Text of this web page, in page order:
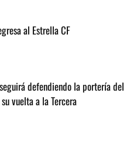
al Estrella CF
defendiendo la portería del
vuelta a la Tercera